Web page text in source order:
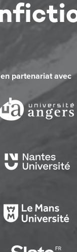
en partenariat avec